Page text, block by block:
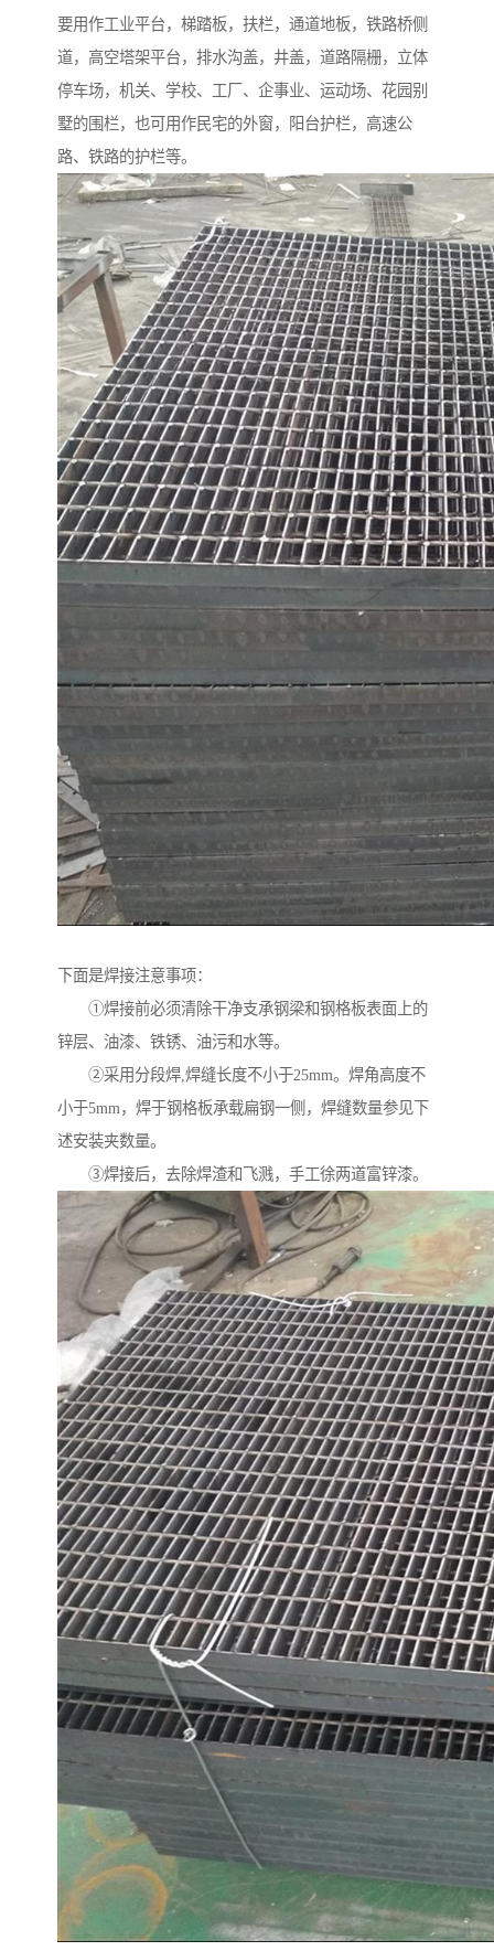
要用作工业平台，梯踏板，扶栏，通道地板，铁路桥侧
道，高空塔架平台，排水沟盖，井盖，道路隔栅，立体
停车场，机关、学校、工厂、企事业、运动场、花园别
墅的围栏，也可用作民宅的外窗，阳台护栏，高速公
路、铁路的护栏等。
下面是焊接注意事项：
①焊接前必须清除干净支承钢梁和钢格板表面上的
锌层、油漆、铁锈、油污和水等。
②采用分段焊,焊缝长度不小于25mm。焊角高度不
小于5mm，焊于钢格板承载扁钢一侧，焊缝数量参见下
述安装夹数量。
③焊接后，去除焊渣和飞溅，手工徐两道富锌漆。